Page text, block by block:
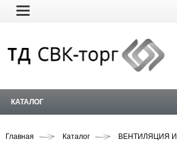
КАТАЛОГ
Главная Каталог ВЕНТИЛЯЦИЯ